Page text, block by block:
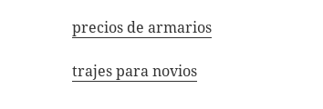
precios de armarios
trajes para novios